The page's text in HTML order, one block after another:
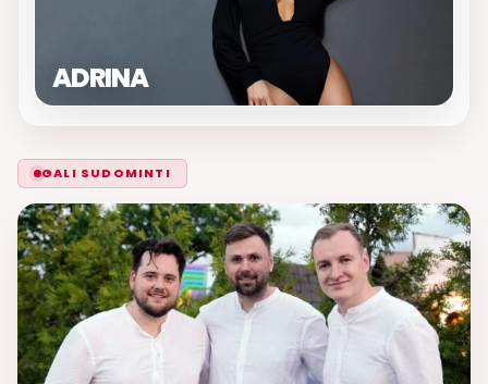
ADRINA
GALI SUDOMINTI